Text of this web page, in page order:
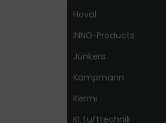
Hoval
INNO-Products
Junkers
Kampmann
Kermi
KL Lufttechnik